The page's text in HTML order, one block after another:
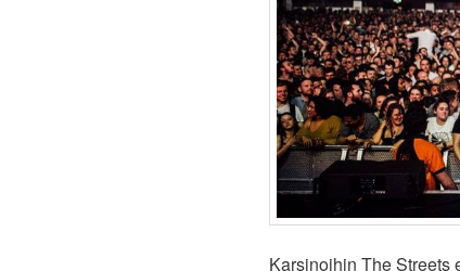
Karsinoihin The Streets